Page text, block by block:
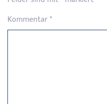
Kommentar*